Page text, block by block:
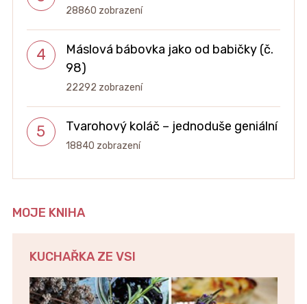
28860 zobrazení
Máslová bábovka jako od babičky (č.
98)
22292 zobrazení
Tvarohový koláč – jednoduše geniální
18840 zobrazení
MOJE KNIHA
KUCHAŘKA ZE VSI